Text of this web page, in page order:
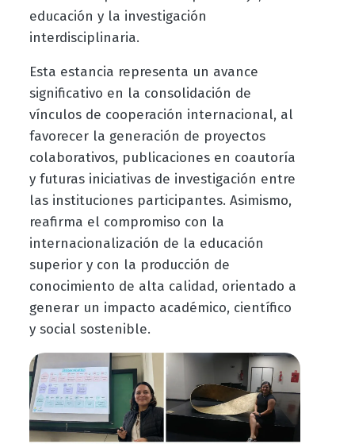
educación y la investigación
interdisciplinaria.
Esta estancia representa un avance
significativo en la consolidación de
vínculos de cooperación internacional, al
favorecer la generación de proyectos
colaborativos, publicaciones en coautoría
y futuras iniciativas de investigación entre
las instituciones participantes. Asimismo,
reafirma el compromiso con la
internacionalización de la educación
superior y con la producción de
conocimiento de alta calidad, orientado a
generar un impacto académico, científico
y social sostenible.